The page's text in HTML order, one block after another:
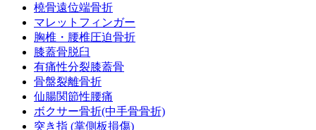
橈骨遠位端骨折
マレットフィンガー
胸椎・腰椎圧迫骨折
膝蓋骨脱臼
有痛性分裂膝蓋骨
骨盤裂離骨折
仙腸関節性腰痛
ボクサー骨折(中手骨骨折)
突き指 (掌側板損傷)